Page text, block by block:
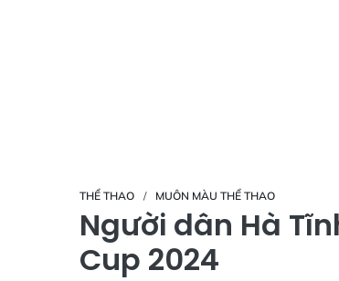
THỂ THAO MUÔN MÀU THỂ THAO
Người dân Hà
Cup 2024